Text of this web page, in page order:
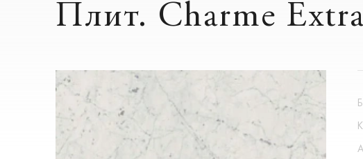
Плит. Charme